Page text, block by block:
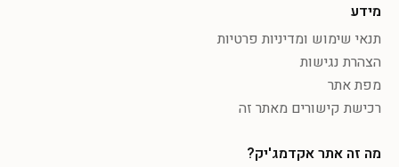
מידע
תנאי שימוש ומדיניות פרטיות
הצהרת נגישות
מפת אתר
רכישת קישורים מאתר זה
מה זה אתר אקדמג'יק?